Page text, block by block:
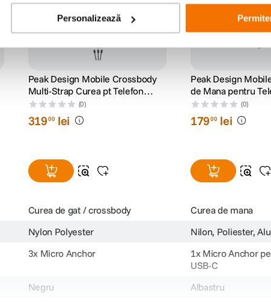
Personalizează
Peak Design Mobile Crossbody
Multi-Strap Curea pt Telefon
Negru
(0)
31900 lei
Peak Design
de Mana pentru
(0)
17900 lei
Curea de gat / crossbody Curea de mana
Nylon Polyester Nilon, Poliester,
3x Micro Anchor
1x Micro Anchor
USB-C
Negru Albastru